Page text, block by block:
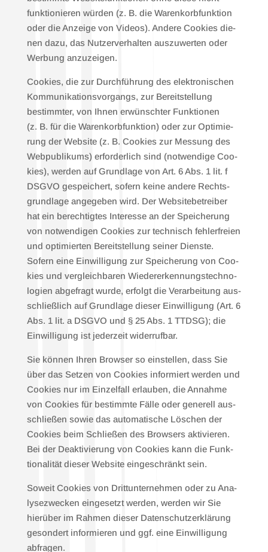
funk­tio­nie­ren wür­den (z. B. die Waren­korb­funk­ti­on
oder die Anzei­ge von Vide­os). Ande­re Coo­kies die­
nen dazu, das Nut­zer­ver­hal­ten aus­zu­wer­ten oder
Wer­bung anzu­zei­gen.
Coo­kies, die zur Durch­füh­rung des elek­tro­ni­schen
Kom­mu­ni­ka­ti­ons­vor­gangs, zur Bereit­stel­lung
bestimm­ter, von Ihnen erwünsch­ter Funk­tio­nen
(z. B. für die Waren­korb­funk­ti­on) oder zur Opti­mie­
rung der Web­site (z. B. Coo­kies zur Mes­sung des
Web­pu­bli­kums) erfor­der­lich sind (not­wen­di­ge Coo­
kies), wer­den auf Grund­la­ge von Art. 6 Abs. 1 lit. f
DSGVO gespei­chert, sofern kei­ne ande­re Rechts­
grund­la­ge ange­ge­ben wird. Der Web­site­be­trei­ber
hat ein berech­tig­tes Inter­es­se an der Spei­che­rung
von not­wen­di­gen Coo­kies zur tech­nisch feh­ler­frei­en
und opti­mier­ten Bereit­stel­lung sei­ner Diens­te.
Sofern eine Ein­wil­li­gung zur Spei­che­rung von Coo­
kies und ver­gleich­ba­ren Wie­der­erken­nungs­tech­no­
lo­gien abge­fragt wur­de, erfolgt die Ver­ar­bei­tung aus­
schließ­lich auf Grund­la­ge die­ser Ein­wil­li­gung (Art. 6
Abs. 1 lit. a DSGVO und § 25 Abs. 1 TTDSG); die
Ein­wil­li­gung ist jeder­zeit wider­ruf­bar.
Sie kön­nen Ihren Brow­ser so ein­stel­len, dass Sie
über das Set­zen von Coo­kies infor­miert wer­den und
Coo­kies nur im Ein­zel­fall erlau­ben, die Annah­me
von Coo­kies für bestimm­te Fäl­le oder gene­rell aus­
schlie­ßen sowie das auto­ma­ti­sche Löschen der
Coo­kies beim Schlie­ßen des Brow­sers akti­vie­ren.
Bei der Deak­ti­vie­rung von Coo­kies kann die Funk­
tio­na­li­tät die­ser Web­site ein­ge­schränkt sein.
Soweit Coo­kies von Dritt­un­ter­neh­men oder zu Ana­
ly­se­zwe­cken ein­ge­setzt wer­den, wer­den wir Sie
hier­über im Rah­men die­ser Daten­schutz­er­klä­rung
geson­dert infor­mie­ren und ggf. eine Ein­wil­li­gung
abfra­gen.